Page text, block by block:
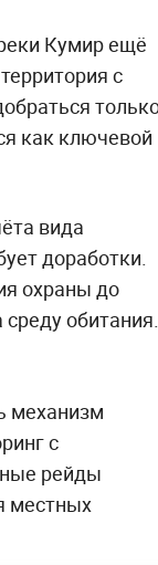
Кумир ещё
с
как ключевой
вида
доработки.
охраны до
обитания.
механизм
с
рейды
местных